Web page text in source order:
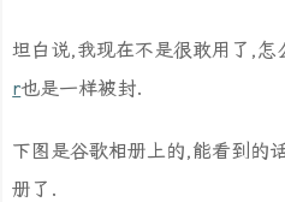
坦白说,我现在不是很敢用了,
r也是一样被封.
下图是谷歌相册上的,能看到的
册了.